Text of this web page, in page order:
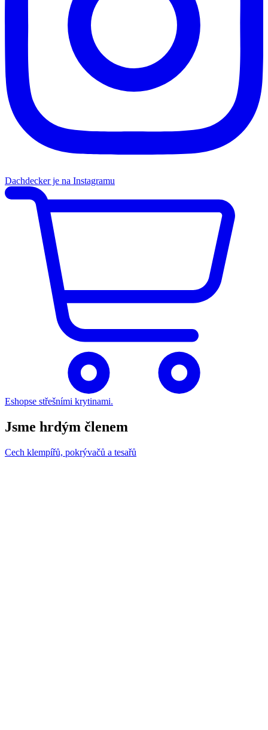
Dachdecker je na Instagramu
Eshopse střešními krytinami.
Jsme hrdým členem
Cech klempířů, pokrývačů a tesařů